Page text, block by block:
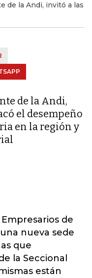
de la Andi, invitó a las
de la Andi,
el desempeño
en la región y
de
nueva sede
que
la Seccional
están